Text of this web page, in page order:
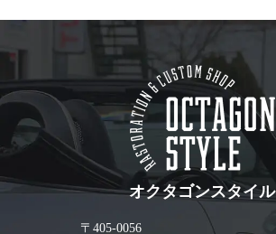
オクタゴンスタイル
〒405-0056